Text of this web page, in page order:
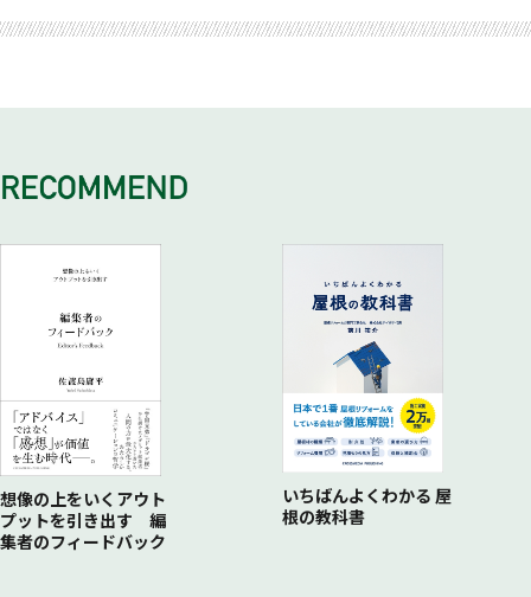
30年かけて築いた韓国コンテンツ
1990年代：グローバルコンテンツの萌芽
2010年代：世界規模の躍進と脱マスメディア
「国ごとのトレンド」はもう古い／「プロのクリエイター」と
クリエイターエコノミーの時代／クリエイターが長期間生き残
る方法／
「1億総クリエイター時代」は、企業も例外でない／Z世代と
いかに向き合うか
Netflixによる巨額の投資
政府との絶妙な距離感
#3 最もあなたらしいものが最もグローバルなものになる
#6 M・Z世代からヒントが見える
#8 多様な登場人物を描く本当の理由
#9 感動は鍛錬の先に
（1）融合させる力
（2）自分たちの本当の話をする
（3）双方向コミュニケーション
#11 守るだけでは広がらない
#12 サブ・コンテンツが熱狂を生む
#13 コンテンツ・リーダーのビジネススキル
#14 IP戦争の始まり
DIALOGUE02 動画クリエイター／プロデューサー 山下智博
氏
インドと東南アジアの市場のゆくえ
時代が変わってもコンテンツの本質は変わらない
中村伊知哉 氏
日本／世界とどう手を組むか／
ジション
想像の上をいくアウト
プットを引き出す 編
集者のフィードバック
いちばんよくわかる 屋
根の教科書